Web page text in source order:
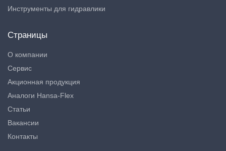
Инструменты для гидравлики
Страницы
О компании
Сервис
Акционная продукция
Аналоги Hansa-Flex
Статьи
Вакансии
Контакты